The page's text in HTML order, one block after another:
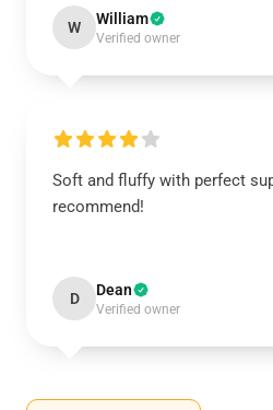
W William
Verified owner
Soft and fluffy with perfect
recommend!
D Dean
Verified owner